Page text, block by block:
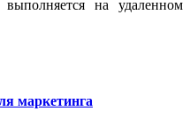
выполняется на удаленном
маркетинга